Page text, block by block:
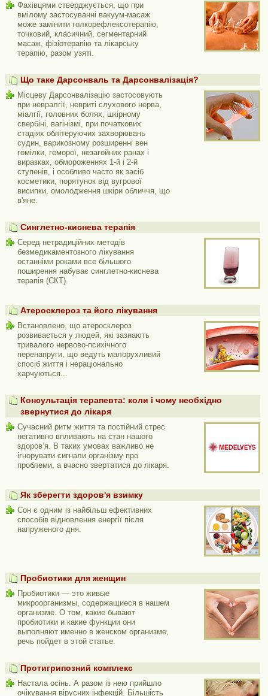
Фахівцями стверджується, що при
вмілому застосуванні вакуум-масаж
може замінити голкорефлексотерапію,
точковий, класичний, сегментарний
масаж, фізіотерапію та лікарську
терапію, разом узяті.
Що таке Дарсонваль та Дарсонвалізація?
Місцеву Дарсонвалізацію застосовують
при невралгії, невриті слухового нерва,
міалгії, головних болях, шкірному
свербіні, вагінізмі, при початкових
стадіях облітеруючих захворювань
судин, варикозному розширенні вен
гомілки, геморої, незагойних ранах і
виразках, обмороженнях 1-й і 2-й
ступенів, і особливо часто як засіб
косметики, порятунок від вугрової
висипки, омолодження шкіри обличчя, що
в'яне.
Синглетно-киснева терапія
Серед нетрадиційних методів
безмедикаментозного лікування
останніми роками все більшого
поширення набуває синглетно-киснева
терапія (СКТ).
Атеросклероз та його лікування
Встановлено, що атеросклероз
розвивається у людей, які зазнають
тривалого нервово-психічного
перенапруги, що ведуть малорухливий
спосіб життя і нераціонально
харчуються...
Консультація терапевта: коли і чому необхідно
звернутися до лікаря
Сучасний ритм життя та постійний стрес
негативно впливають на стан нашого
здоров’я. В таких умовах важливо не
ігнорувати сигнали організму про
проблеми, а вчасно звертатися до лікаря.
Як зберегти здоров'я взимку
Сон є одним із найбільш ефективних
способів відновлення енергії після
напруженого дня.
Пробиотики для женщин
Пробиотики — это живые
микроорганизмы, содержащиеся в нашем
организме. О том, какие бывают
пробиотики и какие функции они
выполняют именно в женском организме,
речь пойдет в этой статье.
Протигрипозний комплекс
Настала осінь. А разом із нею прийшло
очікування вірусних інфекцій. Більшість